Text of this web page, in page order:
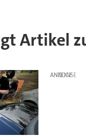
Artikel
ANZEIGE